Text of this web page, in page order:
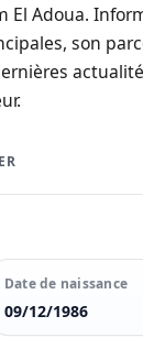
Adoua.
son
Date de naissance
09/12/1986